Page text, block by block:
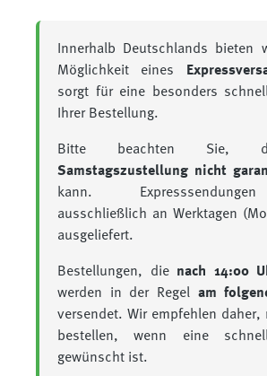
Innerhalb Deutschlands bieten
Möglichkeit eines
sorgt für eine besonders
Ihrer Bestellung.
Bitte beachten Sie,
Samstagszustellung nicht
kann.
ausschließlich an Werktagen
ausgeliefert.
Bestellungen, die nach 14:00
werden in der Regel am
versendet. Wir empfehlen daher,
bestellen, wenn eine
gewünscht ist.